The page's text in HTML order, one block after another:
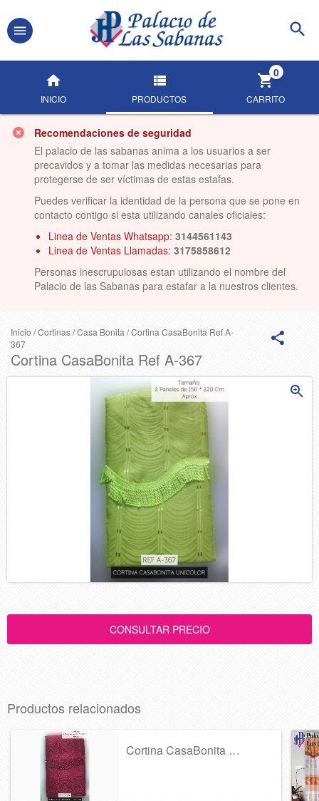
INICIO PRODUCTOS CARRITO
0
Recomendaciones de seguridad
El palacio de las sabanas anima a los usuarios a ser
precavidos y a tomar las medidas necesarias para
protegerse de ser víctimas de estas estafas.
Puedes verificar la identidad de la persona que se pone en
contacto contigo si esta utilizando canales oficiales:
Linea de Ventas Whatsapp: 3144561143
Linea de Ventas Llamadas: 3175858612
Personas inescrupulosas estan utilizando el nombre del
Palacio de las Sabanas para estafar a la nuestros clientes.
Inicio /Cortinas/Casa Bonita /Cortina CasaBonita Ref A-
367
Cortina CasaBonita Ref A-367
Productos relacionados
Cortina CasaBonita Ref A-368